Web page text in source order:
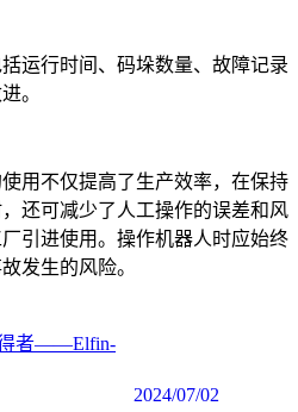
运行时间、码垛数量、故障记录
。
用不仅提高了生产效率，在保持
还可减少了人工操作的误差和风
引进使用。操作机器人时应始终
发生的风险。
得者——Elfin-
2024/07/02